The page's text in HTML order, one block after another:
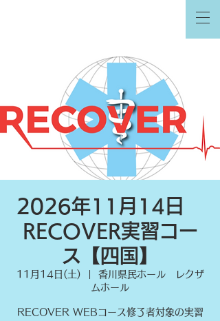
2026年11月14日
RECOVER実習コー
ス【四国】
11月14日(土)
香川県民ホール レクザ
ムホール
RECOVER WEBコース修了者対象の実習